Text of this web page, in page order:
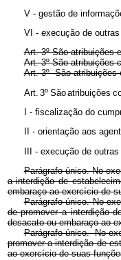
V - gestão de
VI - execução de
Art. 3º São atribuições
Art. 3º São atribuições
Art. 3º São atribuições
Art. 3º Sãoatribuições
I - fiscalização do
II - orientação aos
III - execução de
Parágrafo único. No
a interdição de
embaraço ao exercício de
Parágrafo único. No
de promover a interdição
desacato ou embaraço ao
Parágrafo único. No
promover a interdição de
ao exercício de suas